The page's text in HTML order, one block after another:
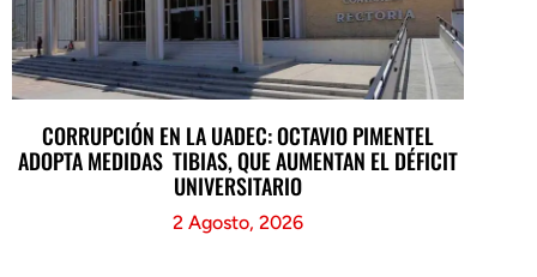
CORRUPCIÓN EN LA UADEC: OCTAVIO PIMENTEL
ADOPTA MEDIDAS TIBIAS, QUE AUMENTAN EL DÉFICIT
UNIVERSITARIO
2 Agosto, 2026